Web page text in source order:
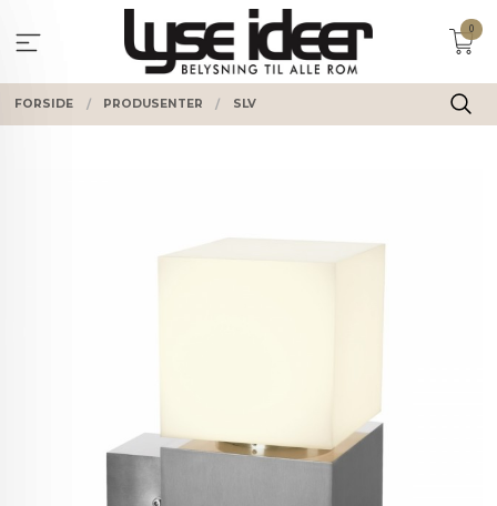
innholdet
0
FORSIDE PRODUSENTER SLV